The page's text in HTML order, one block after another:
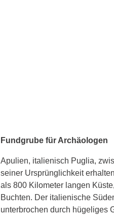
Fundgrube für Archäologen
Apulien, italienisch Puglia,
seiner Ursprünglichkeit
als 800 Kilometer langen
Buchten. Der italienische
unterbrochen durch hügeliges